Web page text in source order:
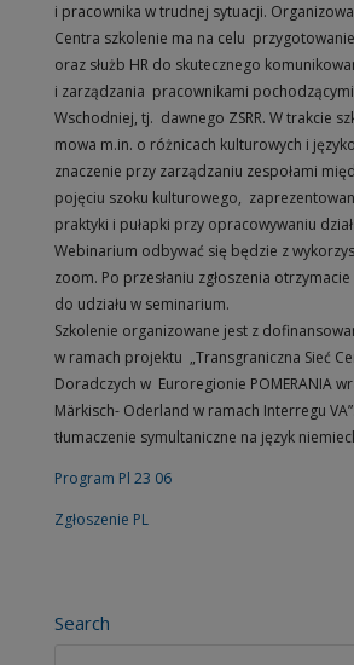
i pracownika w trudnej sytuacji.
Centra szkolenie ma na celu
oraz służb HR do skutecznego
i zarządzania pracownikami
Wschodniej, tj. dawnego ZSRR. W trakcie
mowa m.in. o różnicach kulturowych i
znaczenie przy zarządzaniu zespołami
pojęciu szoku kulturowego,
praktyki i pułapki przy opracowywaniu
Webinarium odbywać się będzie z
zoom. Po przesłaniu zgłoszenia
do udziału w seminarium.
Szkolenie organizowane jest z
w ramach projektu „Transgraniczna Sieć
Doradczych w Euroregionie POMERANIA
Märkisch- Oderland w ramach Interregu
tłumaczenie symultaniczne na język
Program Pl 23 06
Zgłoszenie PL
Search